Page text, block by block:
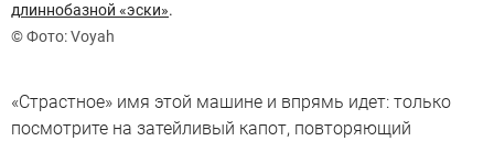
длиннобазной «эски».
© Фото: Voyah
«Страстное» имя этой машине и впрямь идет: только
посмотрите на затейливый капот, повторяющий